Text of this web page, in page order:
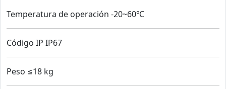
Temperatura de operación -20~60℃
Código IP IP67
Peso ≤18 kg